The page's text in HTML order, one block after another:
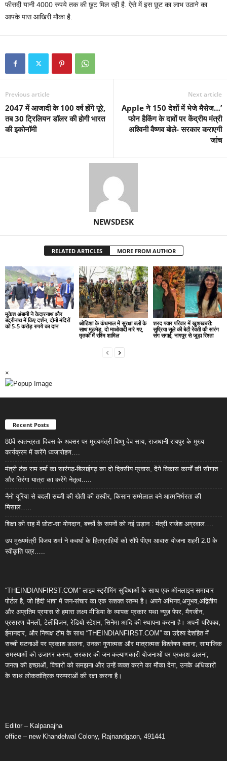
फीसदी यानी 4000 रुपये तक की छूट मिल रही है. ऐसे में इस छूट का लाभ उठाने का
आपके पास आखिरी मौका है.
Previous article
2047 में आजादी के 100 वर्ष होंगे पूरे,
तब 30 ट्रिलियन डॉलर की होगी भारत
की इकोनॉमी
Next article
Apple ने 150 देशों में भेजे मैसेज…’
फोन हैकिंग के दावों पर केंद्रीय मंत्री
अश्विनी वैष्णव बोले- सरकार कराएगी
जांच
NEWSDESK
RELATED ARTICLES MORE FROM AUTHOR
मुकेश अंबानी ने केदारनाथ और
बद्रीनाथ में किए दर्शन, दोनों मंदिरों
को 5-5 करोड़ रुपये का दान
ओडिशा के कंधमाल में सुरक्षा बलों के
साथ मुठभेड़, दो माओवादी मारे गए,
मृतकों में रश्मि शामिल
शरद पवार परिवार में खुशखबरी:
सुप्रिया सुले की बेटी रेवती की सारंग
संग सगाई, नागपुर से जुड़ा रिश्ता
×
Recent Posts
80वें स्वतन्त्रता दिवस के अवसर पर मुख्यमंत्री विष्णु देव साय, राजधानी रायपुर के मुख्य
कार्यक्रम में करेंगे ध्वजारोहण….
मंत्री टंक राम वर्मा का सारंगढ़-बिलाईगढ़ का दो दिवसीय प्रवास, देंगे विकास कार्यों की सौगात
और तिरंगा यात्रा का करेंगे नेतृत्व…..
नैनो यूरिया से बदली सब्जी की खेती की तस्वीर, किसान सम्मेलाल बने आत्मनिर्भरता की
मिसाल…..
शिक्षा की राह में छोटा-सा योगदान, बच्चों के सपनों को नई उड़ान : मंत्री राजेश अग्रवाल….
उप मुख्यमंत्री विजय शर्मा ने कवर्धा के हितग्राहियों को सौंपे पीएम आवास योजना शहरी 2.0 के
स्वीकृति पत्र…..
“THEINDIANFIRST.COM” लाइव स्ट्रीमिंग सुविधाओं के साथ एक ऑनलाइन समाचार
पोर्टल है, जो हिंदी भाषा में जन-संचार का एक सशक्त स्तम्भ है। अपने अभिनव,अनुभव,अद्वितीय
और अप्रतिम प्रयास से हमारा लक्ष्य मीडिया के व्यापक प्रकार यथा न्यूज़ पेपर, मैगजीन,
प्रसारण चैनलों, टेलीविजन, रेडियो स्टेशन, सिनेमा आदि की स्थापना करना है। अपनी परिपक्व,
ईमानदार, और निष्पक्ष टीम के साथ “THEINDIANFIRST.COM” का उद्देश्य देशहित में
सच्ची घटनाओं पर प्रकाश डालना, उनका गुणात्मक और मात्रात्मक विश्लेषण बताना, सामाजिक
समस्याओं को उजागर करना, सरकार की जन-कल्याणकारी योजनाओं पर प्रकाश डालना,
जनता की इच्छाओं, विचारों को समझना और उन्हें व्यक्त करने का मौका देना, उनके अधिकारों
के साथ लोकतांत्रिक परम्पराओं की रक्षा करना है।
Editor – Kalpanajha
office – new Khandelwal Colony, Rajnandgaon, 491441